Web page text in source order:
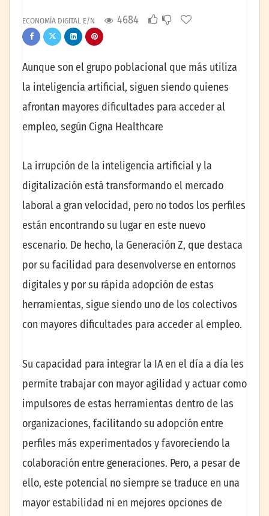
ECONOMÍA DIGITAL E/N 4684
Aunque son el grupo poblacional que más utiliza
la inteligencia artificial, siguen siendo quienes
afrontan mayores dificultades para acceder al
empleo, según Cigna Healthcare
La irrupción de la inteligencia artificial y la
digitalización está transformando el mercado
laboral a gran velocidad, pero no todos los perfiles
están encontrando su lugar en este nuevo
escenario. De hecho, la Generación Z, que destaca
por su facilidad para desenvolverse en entornos
digitales y por su rápida adopción de estas
herramientas, sigue siendo uno de los colectivos
con mayores dificultades para acceder al empleo.
Su capacidad para integrar la IA en el día a día les
permite trabajar con mayor agilidad y actuar como
impulsores de estas herramientas dentro de las
organizaciones, facilitando su adopción entre
perfiles más experimentados y favoreciendo la
colaboración entre generaciones. Pero, a pesar de
ello, este potencial no siempre se traduce en una
mayor estabilidad ni en mejores opciones de